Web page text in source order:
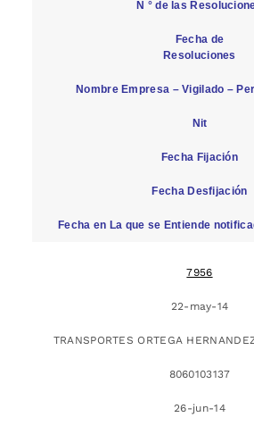
N ° de las
Fecha de
Resoluciones
Nombre Empresa – Vigilado –
Nit
Fecha Fijación
Fecha Desfijación
Fecha en La que se Entiende
7956
22-may-14
TRANSPORTES ORTEGA
8060103137
26-jun-14